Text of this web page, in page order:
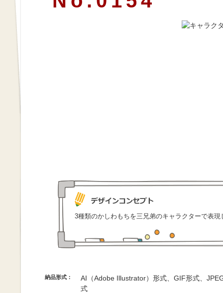
3種類のかしわもちを三兄弟のキャラクターで表
納品形式：
AI（Adobe Illustrator）形式、GIF形式、
式